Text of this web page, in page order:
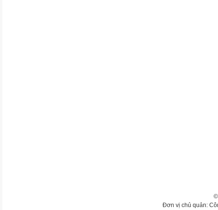
Đơn vị chủ quản: